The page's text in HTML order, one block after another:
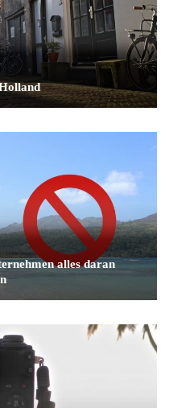
alles daran